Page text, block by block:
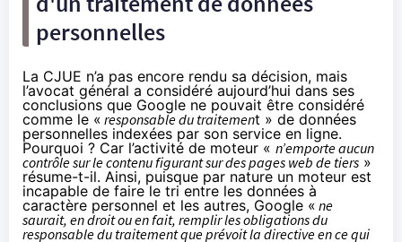
personnelles
La CJUE n’a pas encore rendu sa décision, mais
l’avocat général a considéré aujourd’hui dans ses
conclusions que Google ne pouvait être considéré
comme le « responsable du traitement » de données
personnelles indexées par son service en ligne.
Pourquoi ? Car l’activité de moteur « n’emporte aucun
contrôle sur le contenu figurant sur des pages web de tiers »
résume-t-il. Ainsi, puisque par nature un moteur est
incapable de faire le tri entre les données à
caractère personnel et les autres, Google « ne
saurait, en droit ou en fait, remplir les obligations du
responsable du traitement que prévoit la directive en ce qui